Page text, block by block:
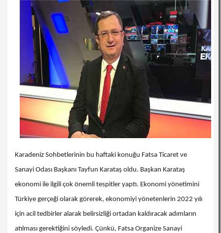
Karadeniz Sohbetlerinin bu haftaki konuğu Fatsa Ticaret ve
Sanayi Odası Başkanı Tayfun Karataş oldu. Başkan Karataş
ekonomi ile ilgili çok önemli tespitler yaptı. Ekonomi yönetimini
Türkiye gerçeği olarak görerek, ekonomiyi yönetenlerin 2022 yılı
için acil tedbirler alarak belirsizliği ortadan kaldıracak adımların
atılması gerektiğini söyledi. Çünkü, Fatsa Organize Sanayi